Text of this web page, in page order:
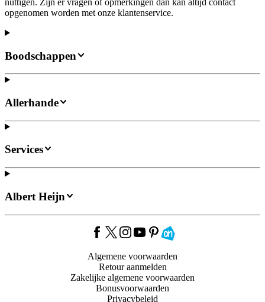
opgenomen worden met onze klantenservice.
Boodschappen
Allerhande
Services
Albert Heijn
Algemene voorwaarden
Retour aanmelden
Zakelijke algemene voorwaarden
Bonusvoorwaarden
Privacybeleid